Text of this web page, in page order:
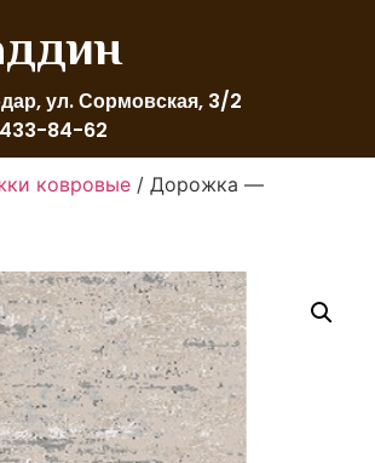
ул. Сормовская, 3/2
84-62
ковровые / Дорожка —